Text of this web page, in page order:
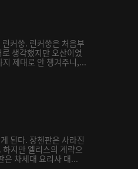
커쑹. 린커쑹은 처음부
생각했지만 오산이었
제대로 안 챙겨주니,...
된다. 장첸판은 사라진
지만 엘리스의 계략으
은 차세대 요리사 대...